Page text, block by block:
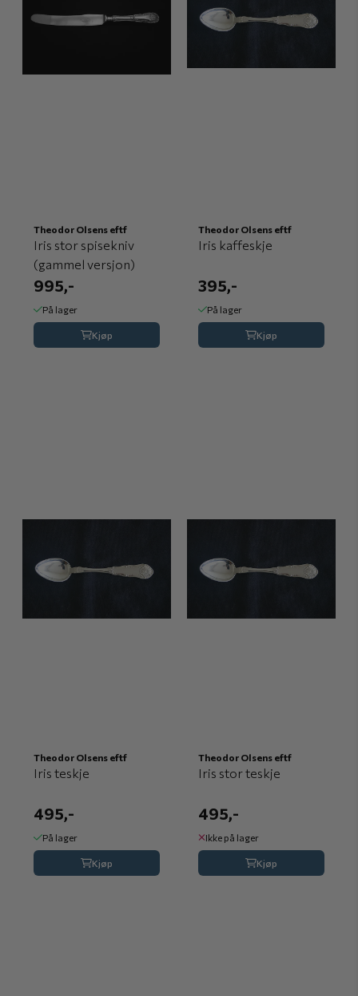
Theodor Olsens eftf
Iris stor spisekniv
(gammel versjon)
995,-
På lager
Kjøp
Theodor Olsens eftf
Iris kaffeskje
395,-
På lager
Kjøp
Theodor Olsens eftf
Iris teskje
495,-
På lager
Kjøp
Theodor Olsens eftf
Iris stor teskje
495,-
Ikke på lager
Kjøp